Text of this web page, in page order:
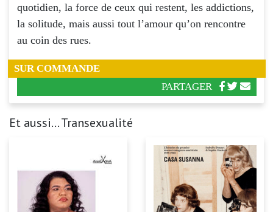
quotidien, la force de ceux qui restent, les addictions,
la solitude, mais aussi tout l’amour qu’on rencontre
au coin des rues.
SUR COMMANDE
PARTAGER
Et aussi... Transexualité